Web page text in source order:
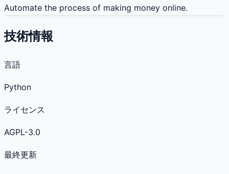
Automate the process of making money online.
技術情報
言語
Python
ライセンス
AGPL-3.0
最終更新